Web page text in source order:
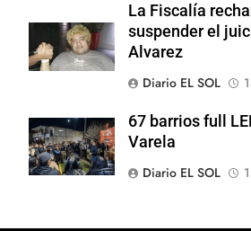
La Fiscalía
suspender el
Alvarez
Diario EL SOL
67 barrios full
Varela
Diario EL SOL